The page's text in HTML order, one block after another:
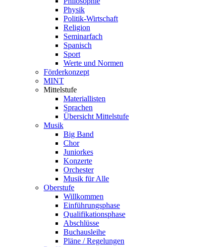
Physik
Politik-Wirtschaft
Religion
Seminarfach
Spanisch
Sport
Werte und Normen
Förderkonzept
MINT
Mittelstufe
Materiallisten
Sprachen
Übersicht Mittelstufe
Musik
Big Band
Chor
Juniorkes
Konzerte
Orchester
Musik für Alle
Oberstufe
Willkommen
Einführungsphase
Qualifikationsphase
Abschlüsse
Buchausleihe
Pläne / Regelungen